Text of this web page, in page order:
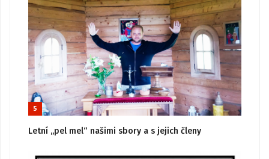
5
Letní „pel mel“ našimi sbory a s jejich členy